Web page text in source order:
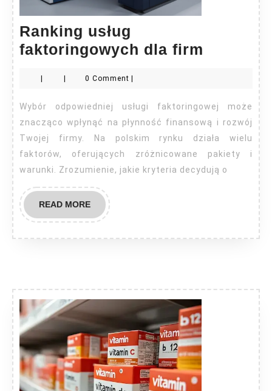
Ranking usług
faktoringowych dla firm Ranking
dla
firm
0 Comment
Wybór odpowiedniej usługi faktoringowej może
znacząco wpłynąć na płynność finansową i rozwój
Twojej firmy. Na polskim rynku działa wielu
faktorów, oferujących zróżnicowane pakiety i
warunki. Zrozumienie, jakie kryteria decydują o
READ MOREREAD
MORE